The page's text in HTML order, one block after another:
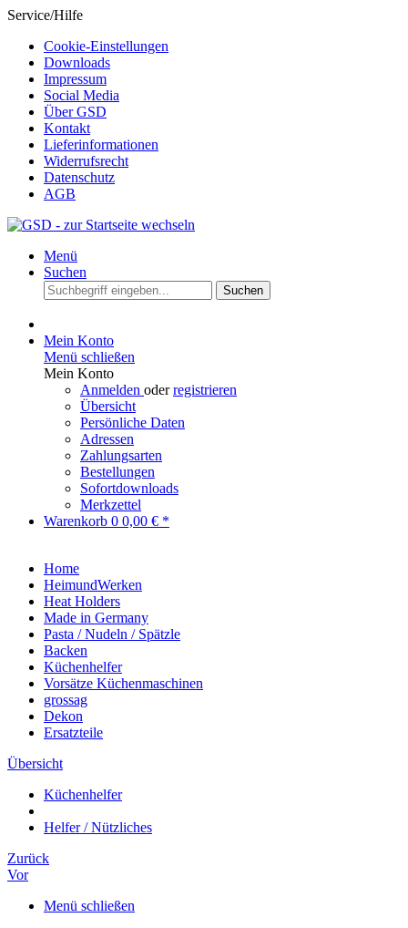
Service/Hilfe
Cookie-Einstellungen
Downloads
Impressum
Social Media
Über GSD
Kontakt
Lieferinformationen
Widerrufsrecht
Datenschutz
AGB
Menü
Suchen
Suchen
Mein Konto
Menü schließen
Mein Konto
Anmelden oderregistrieren
Übersicht
Persönliche Daten
Adressen
Zahlungsarten
Bestellungen
Sofortdownloads
Merkzettel
Warenkorb 0 0,00 € *
Home
HeimundWerken
Heat Holders
Made in Germany
Pasta / Nudeln / Spätzle
Backen
Küchenhelfer
Vorsätze Küchenmaschinen
grossag
Dekon
Ersatzteile
Übersicht
Küchenhelfer
Helfer / Nützliches
Zurück
Vor
Menü schließen